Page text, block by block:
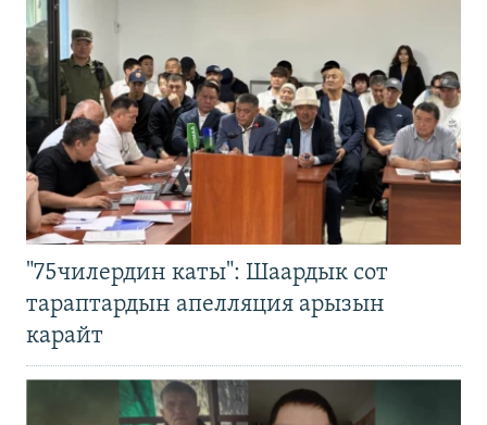
"75чилердин каты": Шаардык сот
тараптардын апелляция арызын
карайт